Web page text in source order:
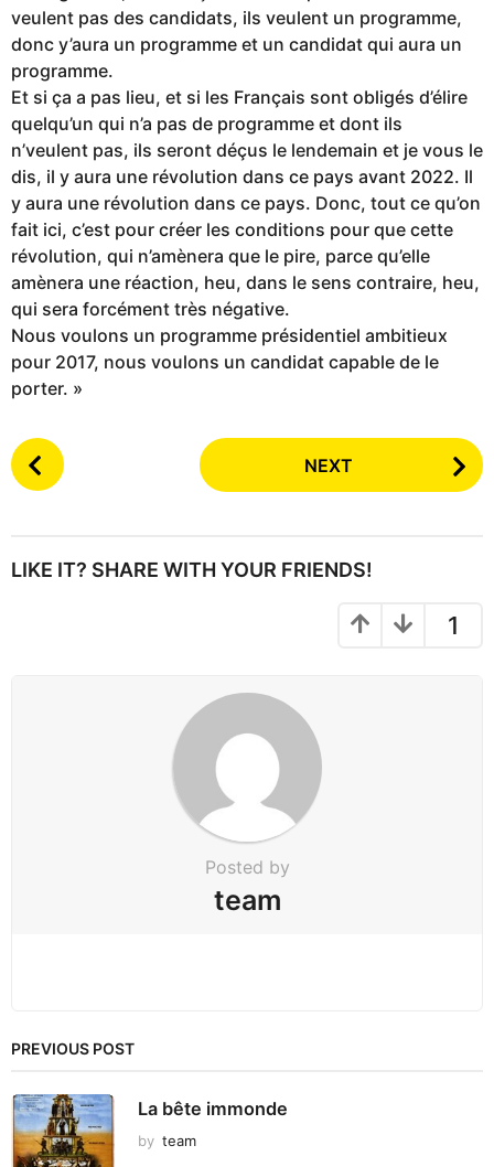
veulent pas des candidats, ils veulent un programme,
donc y’aura un programme et un candidat qui aura un
programme.
Et si ça a pas lieu, et si les Français sont obligés d’élire
quelqu’un qui n’a pas de programme et dont ils
n’veulent pas, ils seront déçus le lendemain et je vous le
dis, il y aura une révolution dans ce pays avant 2022. Il
y aura une révolution dans ce pays. Donc, tout ce qu’on
fait ici, c’est pour créer les conditions pour que cette
révolution, qui n’amènera que le pire, parce qu’elle
amènera une réaction, heu, dans le sens contraire, heu,
qui sera forcément très négative.
Nous voulons un programme présidentiel ambitieux
pour 2017, nous voulons un candidat capable de le
porter. »
P
o
P
NEXT
LIKE IT? SHARE WITH YOUR FRIENDS!
1
Posted by
team
PREVIOUS POST
La bête immonde
by team